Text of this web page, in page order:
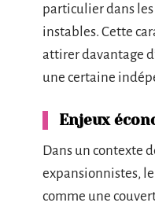
particulier dans les
instables. Cette
attirer davantage
une certaine
Enjeux
Dans un contexte
expansionnistes,
comme une